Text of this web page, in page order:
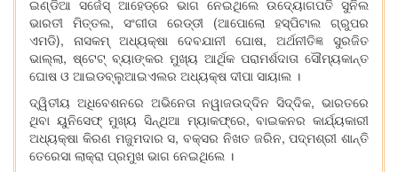
ଇଣ୍ଡିଆ ସର୍ଜେସ୍ ଆହେଡ୍ରେ ଭାଗ ନେଇଥିଲେ ଉଦ୍ୟୋଗପତି ସୁନିଲ
ଭାରତୀ ମିତ୍ତଲ, ସଂଗୀତା ରେଡ୍ଡୀ (ଆପୋଲୋ ହସ୍ପିଟାଲ ଗ୍ରୁପର
ଏମଡି), ନାସକମ୍ ଅଧ୍ୟକ୍ଷା ଦେବଯାନୀ ଘୋଷ, ଅର୍ଥନୀତିଜ୍ଞ ସୁରଜିତ
ଭାଲ୍ଲା, ଷ୍ଟେଟ୍ ବ୍ୟାଙ୍କର ମୁଖ୍ୟ ଆର୍ଥିକ ପରାମର୍ଶଦାତା ସୌମ୍ୟକାନ୍ତ
ଘୋଷ ଓ ଆଇଡବ୍ଲୁଆଇଏଲର ଅଧ୍ୟକ୍ଷ ଦୀପା ସାୟାଲ ।
ଦ୍ୱିତୀୟ ଅଧିବେଶନରେ ଅଭିନେତା ନୱାଜଉଦ୍ଦିନ ସିଦ୍ଦିକ, ଭାରତରେ
ଥିବା ୟୁନିସେଫ୍ ମୁଖ୍ୟ ସିନ୍ଥିଆ ମ୍ୟାକଫ୍ରେ, ବାଇକନର କାର୍ଯ୍ୟକାରୀ
ଅଧ୍ୟକ୍ଷା କିରଣ ମଜୁମଦାର ସ, ବକ୍ସର ନିଖତ ଜରିନ, ପଦ୍ମଶ୍ରୀ ଶାନ୍ତି
ତେରେସା ଲାକ୍ରା ପ୍ରମୁଖ ଭାଗ ନେଇଥିଲେ ।